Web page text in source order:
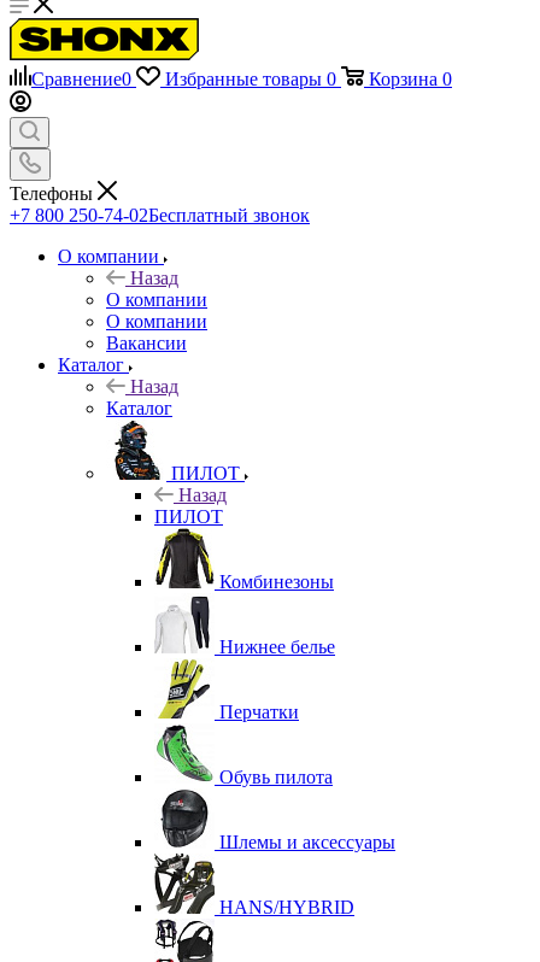
Сравнение0 Избранные товары 0 Корзина 0
Телефоны
+7 800 250-74-02Бесплатный звонок
О компании
Назад
О компании
О компании
Вакансии
Каталог
Назад
Каталог
ПИЛОТ
Назад
ПИЛОТ
Комбинезоны
Нижнее белье
Перчатки
Обувь пилота
Шлемы и аксессуары
HANS/HYBRID